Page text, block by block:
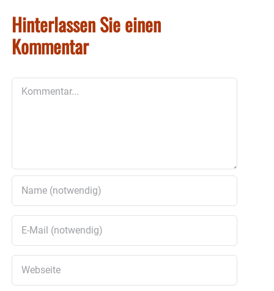
Hinterlassen Sie einen
Kommentar